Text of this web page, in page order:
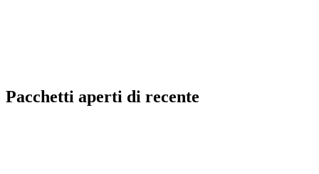
Pacchetti aperti di recente